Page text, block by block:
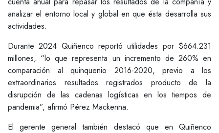
analizar el entorno local y global en que ésta desarrolla sus
actividades.
Durante 2024 Quiñenco reportó utilidades por $664.231
millones, “lo que representa un incremento de 260% en
comparación al quinquenio 2016-2020, previo a los
extraordinarios resultados registrados producto de la
disrupción de las cadenas logísticas en los tiempos de
pandemia”, afirmó Pérez Mackenna.
El gerente general también destacó que en Quiñenco